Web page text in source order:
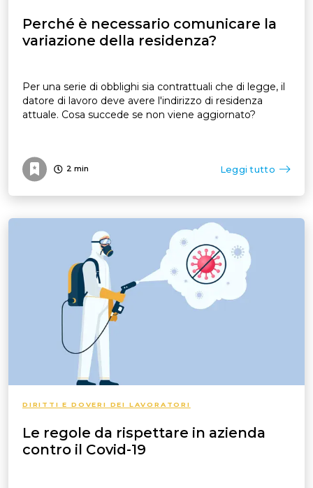
Perché è necessario comunicare la
variazione della residenza?
Per una serie di obblighi sia contrattuali che di legge, il
datore di lavoro deve avere l'indirizzo di residenza
attuale. Cosa succede se non viene aggiornato?
2 min Leggi tutto
DIRITTI E DOVERI DEI LAVORATORI
Le regole da rispettare in azienda
contro il Covid-19